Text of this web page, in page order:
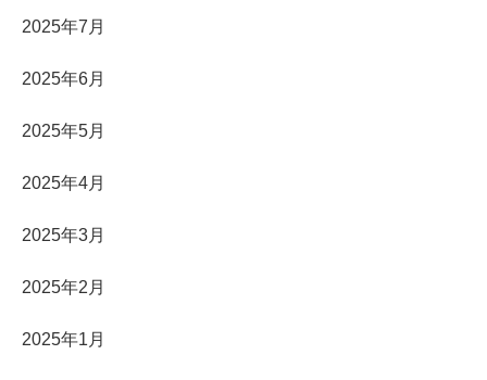
2025年7月
2025年6月
2025年5月
2025年4月
2025年3月
2025年2月
2025年1月